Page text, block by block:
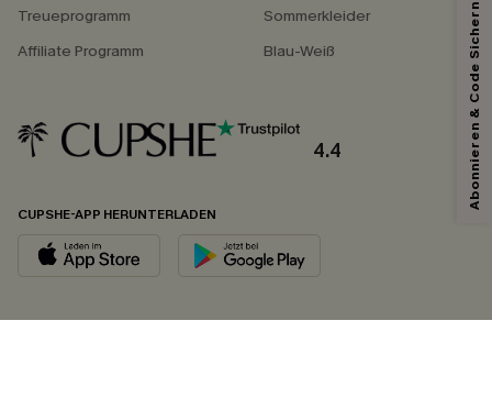
Treueprogramm
Affiliate Programm
Sommerkleider
Blau-Weiß
4.4
CUPSHE-APP HERUNTERLADEN
Abonnieren & Code Sichern